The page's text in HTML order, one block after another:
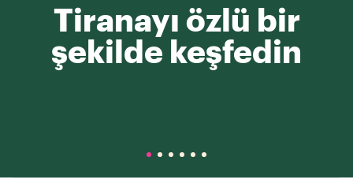
Tiranayı özlü bir
şekilde keşfedin